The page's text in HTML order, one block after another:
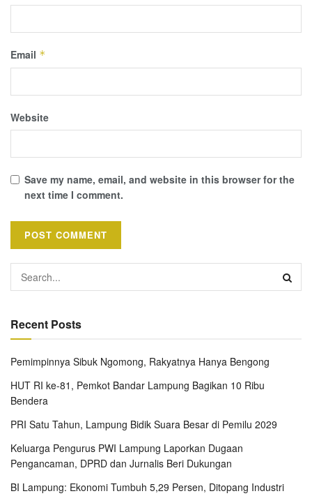
Email *
Website
Save my name, email, and website in this browser for the
next time I comment.
Recent Posts
Pemimpinnya Sibuk Ngomong, Rakyatnya Hanya Bengong
HUT RI ke-81, Pemkot Bandar Lampung Bagikan 10 Ribu
Bendera
PRI Satu Tahun, Lampung Bidik Suara Besar di Pemilu 2029
Keluarga Pengurus PWI Lampung Laporkan Dugaan
Pengancaman, DPRD dan Jurnalis Beri Dukungan
BI Lampung: Ekonomi Tumbuh 5,29 Persen, Ditopang Industri